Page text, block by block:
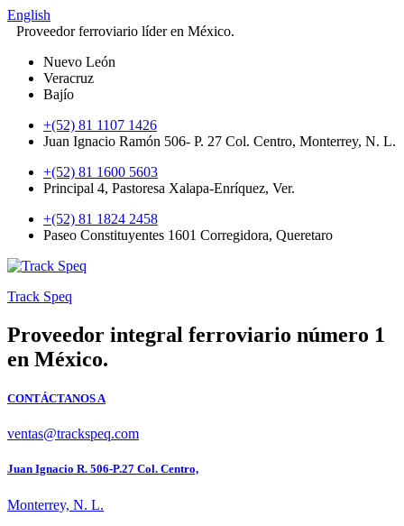
English
Proveedor ferroviario líder en México.
Nuevo León
Veracruz
Bajío
+(52) 81 1107 1426
Juan Ignacio Ramón 506- P. 27 Col. Centro, Monterrey, N. L.
+(52) 81 1600 5603
Principal 4, Pastoresa Xalapa-Enríquez, Ver.
+(52) 81 1824 2458
Paseo Constituyentes 1601 Corregidora, Queretaro
Track Speq
Proveedor integral ferroviario número 1
en México.
CONTÁCTANOS A
ventas@trackspeq.com
Juan Ignacio R. 506-P.27 Col. Centro,
Monterrey, N. L.